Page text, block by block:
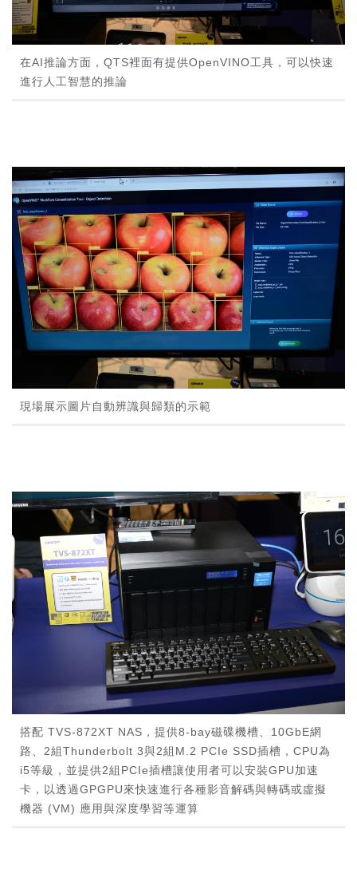
在AI推論方面，QTS裡面有提供OpenVINO工具，可以快速
進行人工智慧的推論
現場展示圖片自動辨識與歸類的示範
搭配 TVS-872XT NAS，提供8-bay磁碟機槽、10GbE網
路、2組Thunderbolt 3與2組M.2 PCIe SSD插槽，CPU為
i5等級，並提供2組PCIe插槽讓使用者可以安裝GPU加速
卡，以透過GPGPU來快速進行各種影音解碼與轉碼或虛擬
機器 (VM) 應用與深度學習等運算